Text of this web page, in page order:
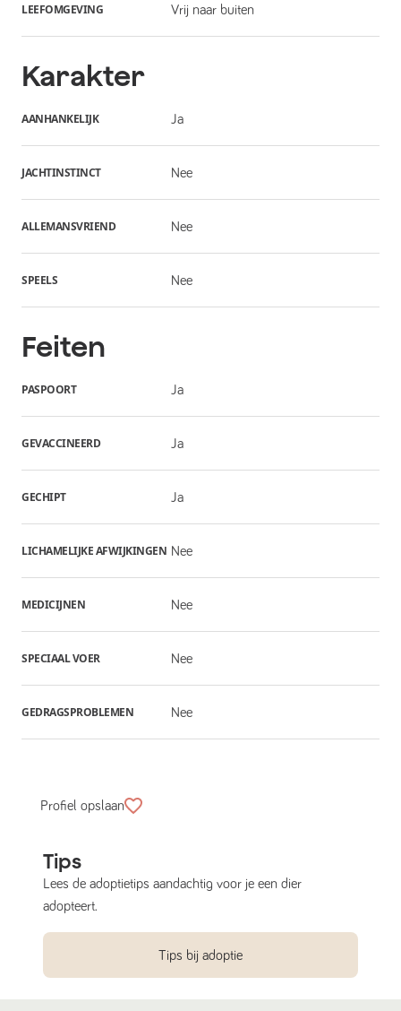
LEEFOMGEVING Vrij naar buiten
Karakter
AANHANKELIJK Ja
JACHTINSTINCT Nee
ALLEMANSVRIEND Nee
SPEELS Nee
Feiten
PASPOORT Ja
GEVACCINEERD Ja
GECHIPT Ja
LICHAMELIJKE AFWIJKINGEN Nee
MEDICIJNEN Nee
SPECIAAL VOER Nee
GEDRAGSPROBLEMEN Nee
Profiel opslaan
Tips
Lees de adoptietips aandachtig voor je een dier
adopteert.
Tips bij adoptie